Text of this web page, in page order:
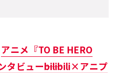
アニメ『TO BE HERO
タビュー――bilibili×アニプ